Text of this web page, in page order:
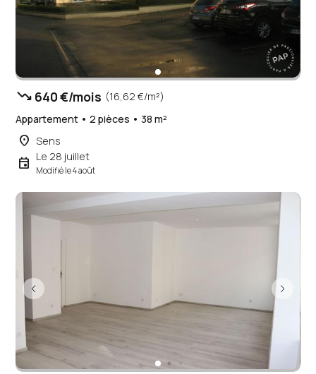
trending_down 640 €/mois (16,62 €/m²)
Appartement • 2 pièces • 38 m²
place Sens
event Le 28 juillet
Modifié le 4 août